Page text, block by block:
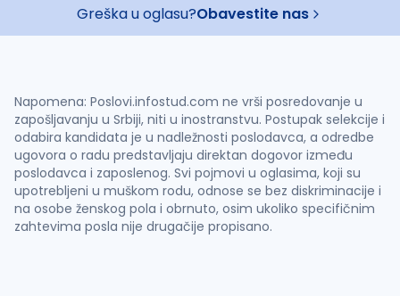
Greška u oglasu?Obavestite nas
Napomena: Poslovi.infostud.com ne vrši posredovanje u
zapošljavanju u Srbiji, niti u inostranstvu. Postupak selekcije i
odabira kandidata je u nadležnosti poslodavca, a odredbe
ugovora o radu predstavljaju direktan dogovor između
poslodavca i zaposlenog. Svi pojmovi u oglasima, koji su
upotrebljeni u muškom rodu, odnose se bez diskriminacije i
na osobe ženskog pola i obrnuto, osim ukoliko specifičnim
zahtevima posla nije drugačije propisano.